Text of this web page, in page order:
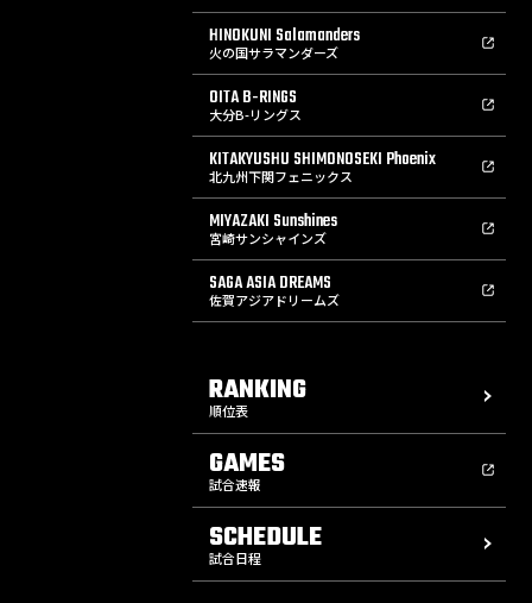
HINOKUNI Salamanders
火の国サラマンダーズ
OITA B-RINGS
大分B-リングス
KITAKYUSHU SHIMONOSEKI Phoenix
北九州下関フェニックス
MIYAZAKI Sunshines
宮崎サンシャインズ
SAGA ASIA DREAMS
佐賀アジアドリームズ
RANKING
順位表
GAMES
試合速報
SCHEDULE
試合日程